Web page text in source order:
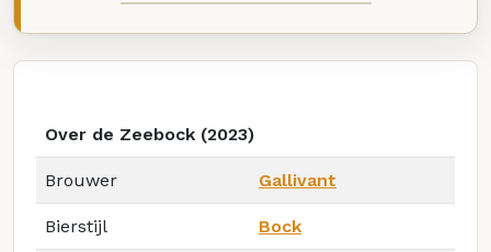
Over de Zeebock (2023)
Brouwer Gallivant
Bierstijl Bock